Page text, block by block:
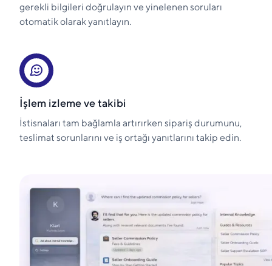
gerekli bilgileri doğrulayın ve yinelenen soruları
otomatik olarak yanıtlayın.
İşlem izleme ve takibi
İstisnaları tam bağlamla artırırken sipariş durumunu,
teslimat sorunlarını ve iş ortağı yanıtlarını takip edin.